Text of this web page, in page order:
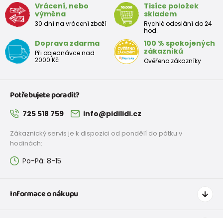
Vrácení, nebo
výměna
30 dní na vrácení zboží
Tisíce položek
skladem
Rychlé odeslání do 24
hod.
Doprava zdarma
Při objednávce nad
2000 Kč
100 % spokojených
zákazníků
Ověřeno zákazníky
Potřebujete poradit?
725 518 759 info@pidilidi.cz
Zákaznický servis je k dispozici od pondělí do pátku v
hodinách:
Po-Pá: 8-15
Informace o nákupu